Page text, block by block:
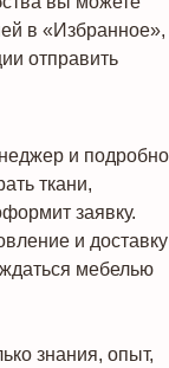
в «Избранное»,
отправить
и подробно
ткани,
заявку.
и доставку
мебелью
знания, опыт,